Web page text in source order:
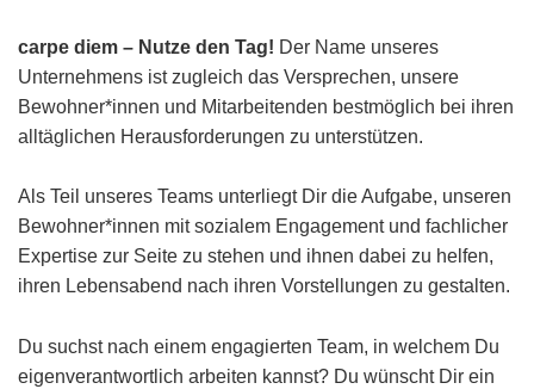
carpe diem – Nutze den Tag! Der Name unseres
Unternehmens ist zugleich das Versprechen, unsere
Bewohner*innen und Mitarbeitenden bestmöglich bei ihren
alltäglichen Herausforderungen zu unterstützen.
Als Teil unseres Teams unterliegt Dir die Aufgabe, unseren
Bewohner*innen mit sozialem Engagement und fachlicher
Expertise zur Seite zu stehen und ihnen dabei zu helfen,
ihren Lebensabend nach ihren Vorstellungen zu gestalten.
Du suchst nach einem engagierten Team, in welchem Du
eigenverantwortlich arbeiten kannst? Du wünscht Dir ein